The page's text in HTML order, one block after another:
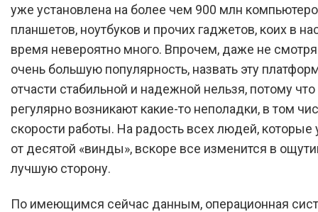
уже установлена на более чем 900 млн
планшетов, ноутбуков и прочих гаджетов, коих в
время невероятно много. Впрочем, даже не
очень большую популярность, назвать эту
отчасти стабильной и надежной нельзя, потому что
регулярно возникают какие-то неполадки, в том
скорости работы. На радость всех людей, которые
от десятой «винды», вскоре все изменится в
лучшую сторону.
По имеющимся сейчас данным, операционная